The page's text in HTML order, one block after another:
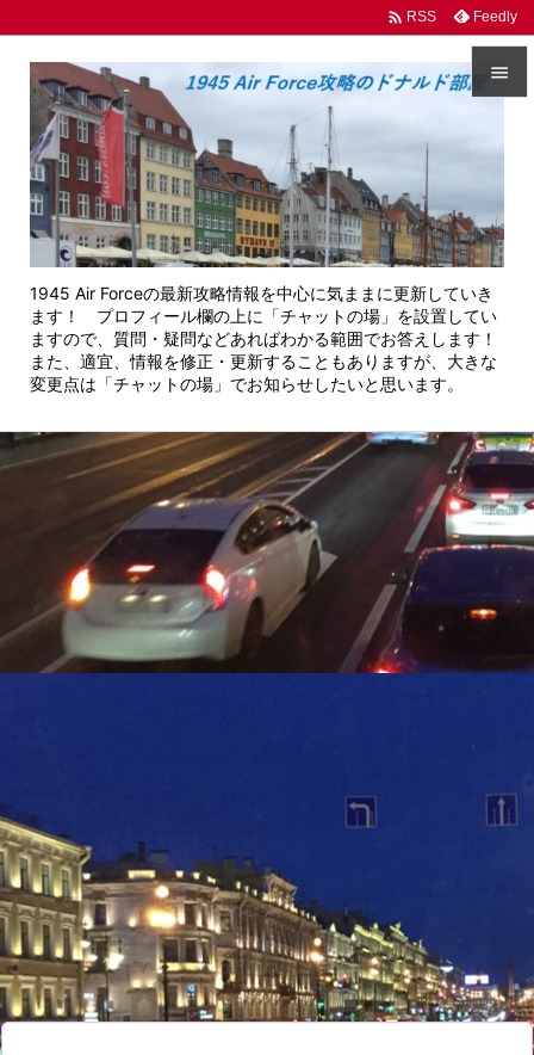


前へ

次へ

 RSS Feedly
1945 Air Forceの最新攻略情報を中心に気ままに更新していき
ます！ プロフィール欄の上に「チャットの場」を設置してい
ますので、質問・疑問などあればわかる範囲でお答えします！
また、適宜、情報を修正・更新することもありますが、大きな
変更点は「チャットの場」でお知らせしたいと思います。